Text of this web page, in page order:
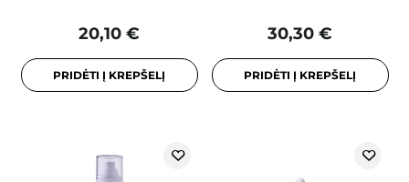
20,10 €
PRIDĖTI Į KREPŠELĮ
30,30 €
PRIDĖTI Į KREPŠELĮ